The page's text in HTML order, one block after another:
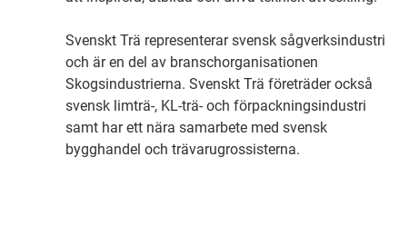
Svenskt Trä representerar svensk sågverksindustri
och är en del av branschorganisationen
Skogsindustrierna. Svenskt Trä företräder också
svensk limträ-, KL-trä- och förpackningsindustri
samt har ett nära samarbete med svensk
bygghandel och trävarugrossisterna.